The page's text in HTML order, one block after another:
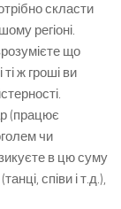
скласти
регіоні.
що
ж гроші ви
(працює
чи
в цю суму
співи і т.д.),